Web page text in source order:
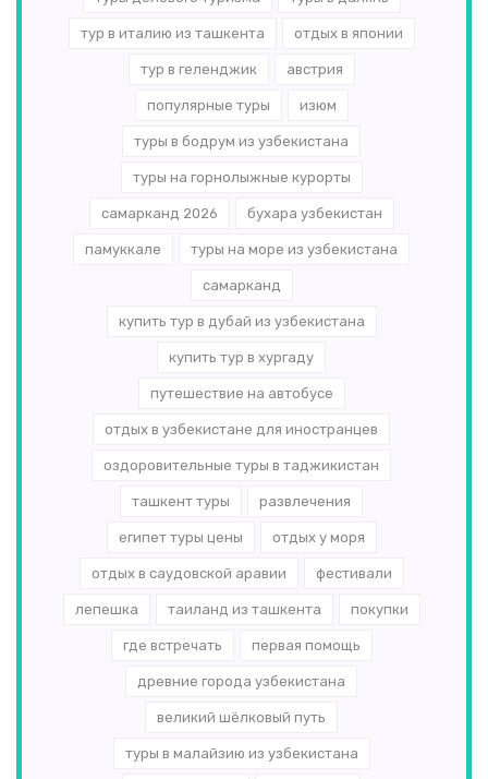
тур в италию из ташкента отдых в японии
тур в геленджик австрия
популярные туры изюм
туры в бодрум из узбекистана
туры на горнолыжные курорты
самарканд 2026 бухара узбекистан
памуккале туры на море из узбекистана
самарканд
купить тур в дубай из узбекистана
купить тур в хургаду
путешествие на автобусе
отдых в узбекистане для иностранцев
оздоровительные туры в таджикистан
ташкент туры развлечения
египет туры цены отдых у моря
отдых в саудовской аравии фестивали
лепешка таиланд из ташкента покупки
где встречать первая помощь
древние города узбекистана
великий шёлковый путь
туры в малайзию из узбекистана